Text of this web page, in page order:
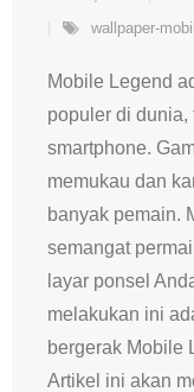
wallpaper-
Mobile Legend
populer di
smartphone.
memukau dan
banyak pemain.
semangat
layar ponsel
melakukan ini
bergerak Mobile
Artikel ini akan